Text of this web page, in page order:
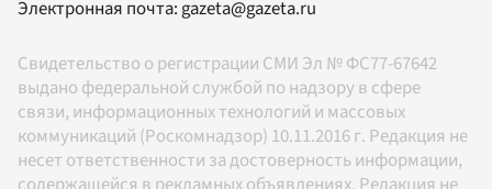
Электронная почта: gazeta@gazeta.ru
Свидетельство о регистрации СМИ Эл № ФС77-67642
выдано федеральной службой по надзору в сфере
связи, информационных технологий и массовых
коммуникаций (Роскомнадзор) 10.11.2016 г. Редакция не
несет ответственности за достоверность информации,